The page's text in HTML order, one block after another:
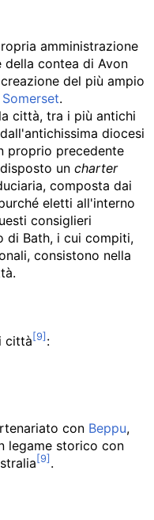
amministrazione
della contea di Avon
del più ampio
.
città, tra i più antichi
diocesi
proprio precedente
un charter
composta dai
eletti all'interno
consiglieri
di Bath, i cui compiti,
consistono nella
città
:
con Beppu,
legame storico con
.